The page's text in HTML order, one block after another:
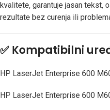
kvalitete, garantuje jasan tekst,
rezultate bez curenja ili
✅ Kompatibilni
HP LaserJet Enterprise 600
HP LaserJet Enterprise 600